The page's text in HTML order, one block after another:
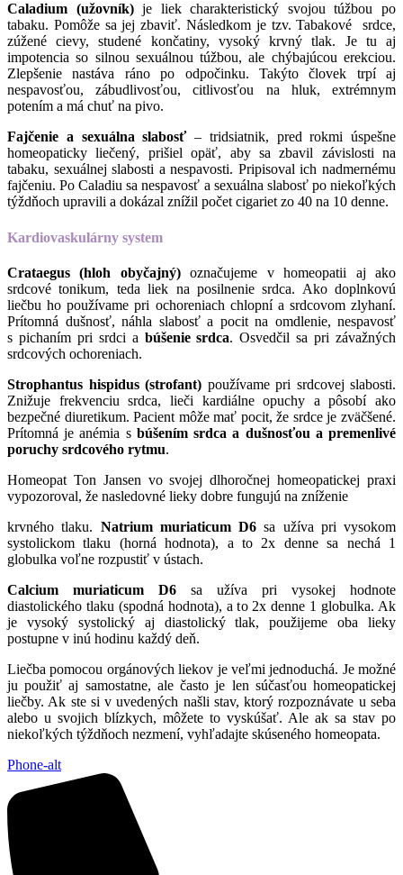
Caladium (užovník)je liek charakteristický svojou túžbou po
tabaku. Pomôže sa jej zbaviť. Následkom je tzv. Tabakové srdce,
zúžené cievy, studené končatiny, vysoký krvný tlak. Je tu aj
impotencia so silnou sexuálnou túžbou, ale chýbajúcou erekciou.
Zlepšenie nastáva ráno po odpočinku. Takýto človek trpí aj
nespavosťou, zábudlivosťou, citlivosťou na hluk, extrémnym
potením a má chuť na pivo.
Fajčenie a sexuálna slabosť – tridsiatnik, pred rokmi úspešne
homeopaticky liečený, prišiel opäť, aby sa zbavil závislosti na
tabaku, sexuálnej slabosti a nespavosti. Pripisoval ich nadmernému
fajčeniu. Po Caladiu sa nespavosť a sexuálna slabosť po niekoľkých
týždňoch upravili a dokázal znížil počet cigariet zo 40 na 10 denne.
Kardiovaskulárny system
Crataegus (hloh obyčajný)označujeme v homeopatii aj ako
srdcové tonikum, teda liek na posilnenie srdca. Ako doplnkovú
liečbu ho používame pri ochoreniach chlopní a srdcovom zlyhaní.
Prítomná dušnosť, náhla slabosť a pocit na omdlenie, nespavosť
s pichaním pri srdci a búšenie srdca. Osvedčil sa pri závažných
srdcových ochoreniach.
Strophantus hispidus (strofant) používame pri srdcovej slabosti.
Znižuje frekvenciu srdca, lieči kardiálne opuchy a pôsobí ako
bezpečné diuretikum. Pacient môže mať pocit, že srdce je zväčšené.
Prítomná je anémia s búšením srdca a dušnosťou a premenlivé
poruchy srdcového rytmu.
Homeopat Ton Jansen vo svojej dlhoročnej homeopatickej praxi
vypozoroval, že nasledovné lieky dobre fungujú na zníženie
krvného tlaku. Natrium muriaticum D6sa užíva pri vysokom
systolickom tlaku (horná hodnota), a to 2x denne sa nechá 1
globulka voľne rozpustiť v ústach.
Calcium muriaticum D6 sa užíva pri vysokej hodnote
diastolického tlaku (spodná hodnota), a to 2x denne 1 globulka. Ak
je vysoký systolický aj diastolický tlak, použijeme oba lieky
postupne v inú hodinu každý deň.
Liečba pomocou orgánových liekov je veľmi jednoduchá. Je možné
ju použiť aj samostatne, ale často je len súčasťou homeopatickej
liečby. Ak ste si v uvedených našli stav, ktorý rozpoznávate u seba
alebo u svojich blízkych, môžete to vyskúšať. Ale ak sa stav po
niekoľkých týždňoch nezmení, vyhľadajte skúseného homeopata.
Phone-alt